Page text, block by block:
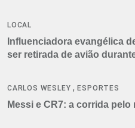
LOCAL
Influenciadora evangélica
ser retirada de avião
CARLOS WESLEY ,ESPORTES
Messi e CR7: a corrida pelo